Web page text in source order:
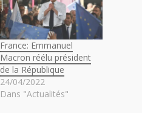
France: Emmanuel
Macron réélu président
de la République
24/04/2022
Dans "Actualités"